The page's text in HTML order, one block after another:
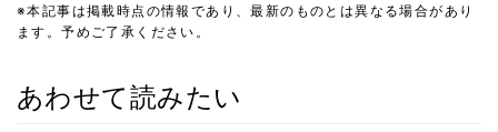
※本記事は掲載時点の情報であり、最新のものとは異なる場合があり
ます。予めご了承ください。
あわせて読みたい